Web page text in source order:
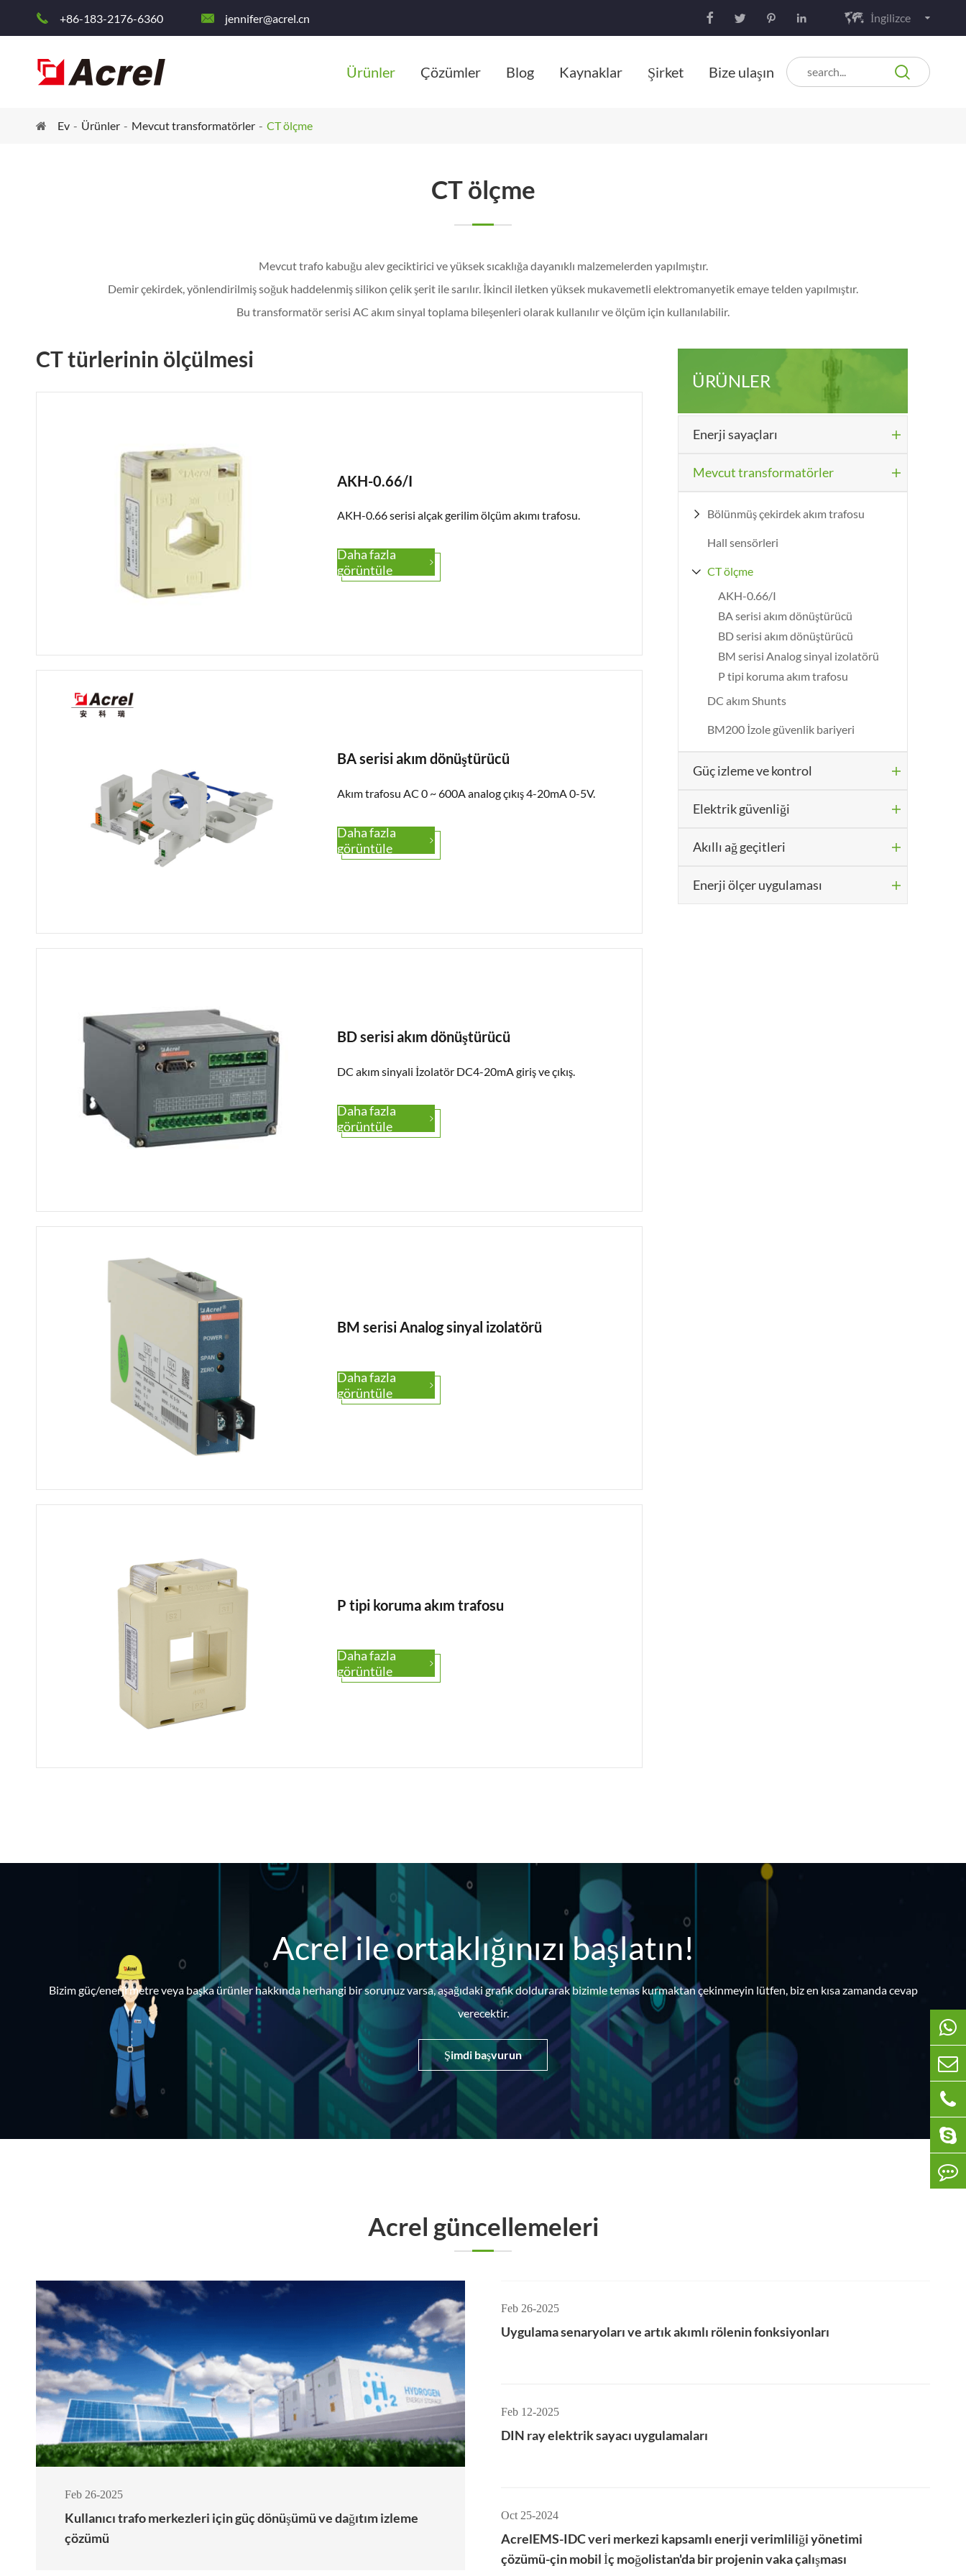
 +86-183-2176-6360  jennifer@acrel.cn      İngilizce
Ürünler Çözümler Blog Kaynaklar Şirket Bize ulaşın 
Ev Ürünler Mevcut transformatörler CT ölçme
CT ölçme
Mevcut trafo kabuğu alev geciktirici ve yüksek sıcaklığa dayanıklı malzemelerden yapılmıştır.
Demir çekirdek, yönlendirilmiş soğuk haddelenmiş silikon çelik şerit ile sarılır. İkincil iletken yüksek mukavemetli elektromanyetik emaye telden yapılmıştır.
Bu transformatör serisi AC akım sinyal toplama bileşenleri olarak kullanılır ve ölçüm için kullanılabilir.
CT türlerinin ölçülmesi
AKH-0.66/I
AKH-0.66 serisi alçak gerilim ölçüm akımı trafosu.
Daha fazla
görüntüle

BA serisi akım dönüştürücü
Akım trafosu AC 0 ~ 600A analog çıkış 4-20mA 0-5V.
Daha fazla
görüntüle

BD serisi akım dönüştürücü
DC akım sinyali İzolatör DC4-20mA giriş ve çıkış.
Daha fazla
görüntüle

BM serisi Analog sinyal izolatörü
Daha fazla
görüntüle

P tipi koruma akım trafosu
Daha fazla
görüntüle

ÜRÜNLER
Enerji sayaçları 
Mevcut transformatörler 
 Bölünmüş çekirdek akım trafosu
Hall sensörleri
 CT ölçme
AKH-0.66/I
BA serisi akım dönüştürücü
BD serisi akım dönüştürücü
BM serisi Analog sinyal izolatörü
P tipi koruma akım trafosu
DC akım Shunts
BM200 İzole güvenlik bariyeri
Güç izleme ve kontrol 
Elektrik güvenliği 
Akıllı ağ geçitleri 
Enerji ölçer uygulaması 
Acrel ile ortaklığınızı başlatın!
Bizim güç/enerji metre veya başka ürünler hakkında herhangi bir sorunuz varsa, aşağıdaki grafik doldurarak bizimle temas kurmaktan çekinmeyin lütfen, biz en kısa zamanda cevap
verecektir.
Şimdi başvurun
Acrel güncellemeleri
Feb 26-2025
Kullanıcı trafo merkezleri için güç dönüşümü ve dağıtım izleme
çözümü
Feb 26-2025
Uygulama senaryoları ve artık akımlı rölenin fonksiyonları
Feb 12-2025
DIN ray elektrik sayacı uygulamaları
Oct 25-2024
AcrelEMS-IDC veri merkezi kapsamlı enerji verimliliği yönetimi
çözümü-çin mobil İç moğolistan'da bir projenin vaka çalışması